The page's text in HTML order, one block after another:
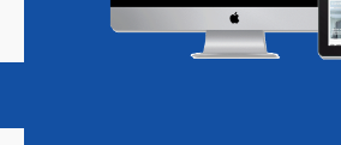
Magazine Podcasts